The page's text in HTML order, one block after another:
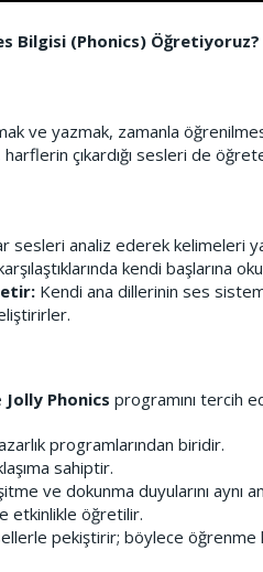
Bilgisi (Phonics) Öğretiyoruz?
ve yazmak, zamanla
çıkardığı sesleri de
sesleri analiz ederek kelimeleri
kendi başlarına
Kendi ana dillerinin ses
Jolly Phonics programını tercih
programlarından biridir.
sahiptir.
ve dokunma duyularını aynı
etkinlikle öğretilir.
pekiştirir; böylece öğrenme